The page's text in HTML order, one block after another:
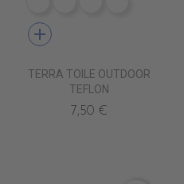
add
TERRA TOILE OUTDOOR
TEFLON
7,50 €